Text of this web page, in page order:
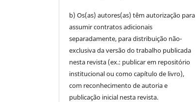
b) Os(as) autores(as) têm autorização para
assumir contratos adicionais
separadamente, para distribuição não-
exclusiva da versão do trabalho publicada
nesta revista (ex.: publicar em repositório
institucional ou como capítulo de livro),
com reconhecimento de autoria e
publicação inicial nesta revista.